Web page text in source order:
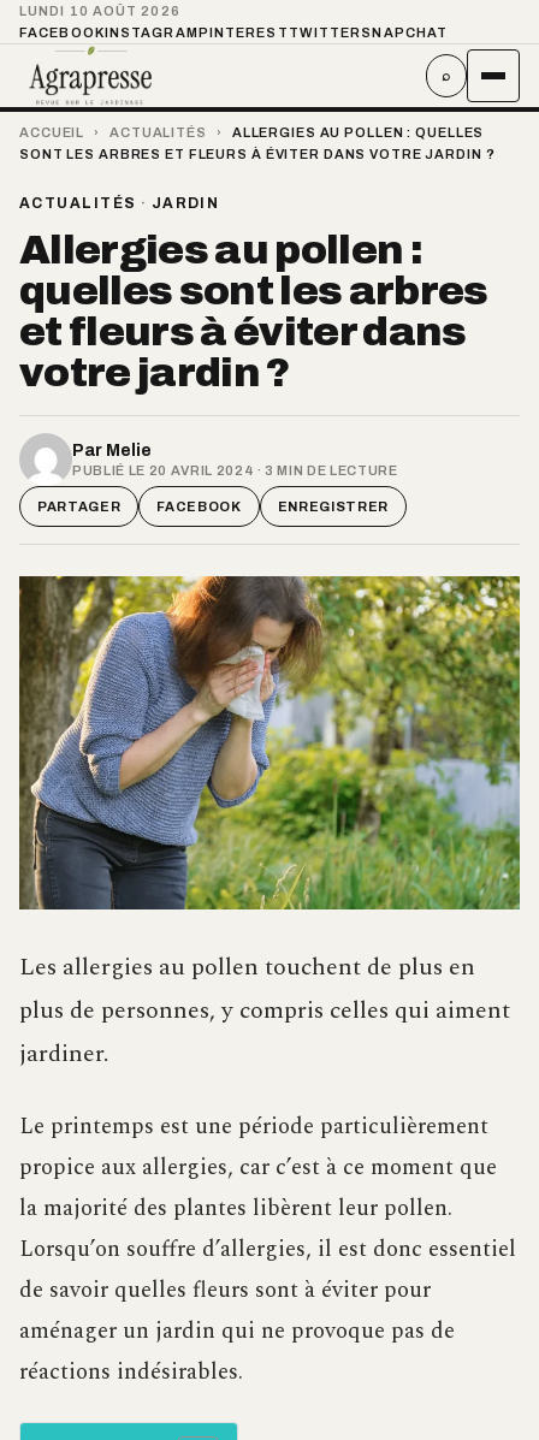
LUNDI 10 AOÛT 2026
FACEBOOKINSTAGRAMPINTEREST TWITTER SNAPCHAT
⌕
ACCUEIL › ACTUALITÉS ›
ALLERGIES AU POLLEN : QUELLES
SONT LES ARBRES ET FLEURS À ÉVITER DANS VOTRE JARDIN ?
ACTUALITÉS · JARDIN
Allergies au pollen :
quelles sont les arbres
et fleurs à éviter dans
votre jardin ?
Par Melie
PUBLIÉ LE 20 AVRIL 2024 · 3 MIN DE LECTURE
PARTAGER FACEBOOK ENREGISTRER
Les allergies au pollen touchent de plus en
plus de personnes, y compris celles qui aiment
jardiner.
Le printemps est une période particulièrement
propice aux allergies, car c’est à ce moment que
la majorité des plantes libèrent leur pollen.
Lorsqu’on souffre d’allergies, il est donc essentiel
de savoir quelles fleurs sont à éviter pour
aménager un jardin qui ne provoque pas de
réactions indésirables.